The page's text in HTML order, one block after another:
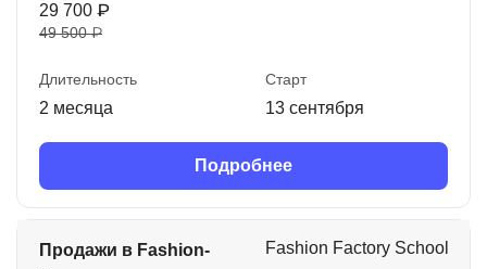
29 700 ₽
49 500 ₽
Длительность
2 месяца
Старт
13 сентября
Подробнее
Продажи в Fashion-
Fashion Factory School